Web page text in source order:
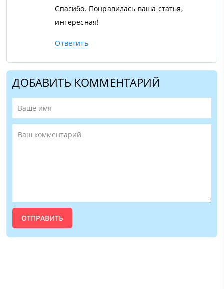
Спасибо. Понравилась ваша статья,
интересная!
Ответить
ДОБАВИТЬ КОММЕНТАРИЙ